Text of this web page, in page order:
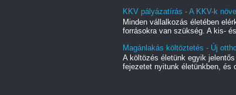
KKV pályázatírás - A KKV-k
Minden vállalkozás életében
forrásokra van szükség. A kis- és
Magánlakás költöztetés - Új
A költözés életünk egyik
fejezetet nyitunk életünkben, és